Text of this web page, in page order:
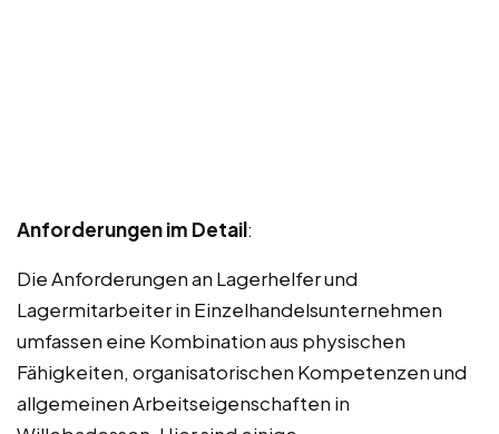
Anforderungen im Detail:
Die Anforderungen an Lagerhelfer und
Lagermitarbeiter in Einzelhandelsunternehmen
umfassen eine Kombination aus physischen
Fähigkeiten, organisatorischen Kompetenzen und
allgemeinen Arbeitseigenschaften in